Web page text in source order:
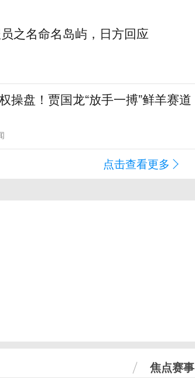
之名命名岛屿，日方回应
操盘！贾国龙“放手一搏”鲜羊赛道
点击查看更多
焦点赛事